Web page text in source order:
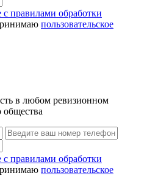
с правилами обработки
пользовательское
в любом ревизионном
общества
с правилами обработки
пользовательское